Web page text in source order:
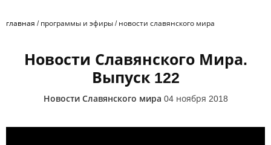
главная / программы и эфиры / новости славянского мира
Новости Славянского Мира.
Выпуск 122
Новости Славянского мира 04 ноября 2018